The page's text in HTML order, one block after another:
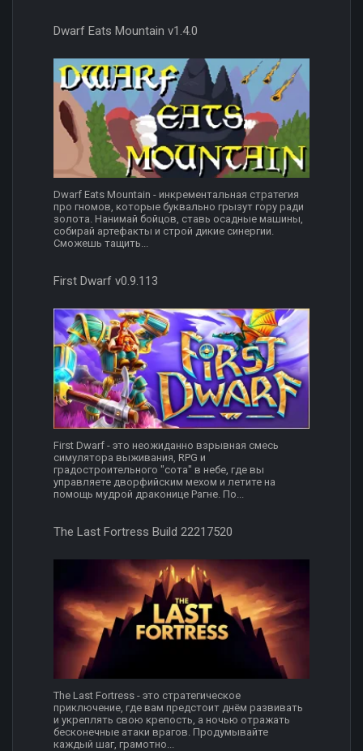
Dwarf Eats Mountain v1.4.0
Dwarf Eats Mountain - инкрементальная стратегия
про гномов, которые буквально грызут гору ради
золота. Нанимай бойцов, ставь осадные машины,
собирай артефакты и строй дикие синергии.
Сможешь тащить...
First Dwarf v0.9.113
First Dwarf - это неожиданно взрывная смесь
симулятора выживания, RPG и
градостроительного "сота" в небе, где вы
управляете дворфийским мехом и летите на
помощь мудрой драконице Рагне. По...
The Last Fortress Build 22217520
The Last Fortress - это стратегическое
приключение, где вам предстоит днём развивать
и укреплять свою крепость, а ночью отражать
бесконечные атаки врагов. Продумывайте
каждый шаг, грамотно...